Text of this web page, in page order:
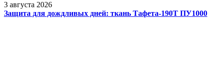
3 августа 2026
Защита для дождливых дней: ткань Тафета-190Т ПУ1000